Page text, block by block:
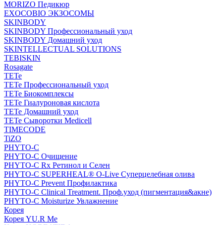
MORIZO Педикюр
EXOCOBIO ЭКЗОСОМЫ
SKINBODY
SKINBODY Профессиональный уход
SKINBODY Домашний уход
SKINTELLECTUAL SOLUTIONS
TEBISKIN
Rosagate
TETe
TETe Профессиональный уход
TETe Биокомплексы
TETe Гиалуроновая кислота
TETe Домашний уход
TETe Сыворотки Medicell
TIMECODE
TiZO
PHYTO-C
PHYTO-C Очищение
PHYTO-C Rx Ретинол и Селен
PHYTO-C SUPERHEAL® O-Live Суперцелебная олива
PHYTO-C Prevent Профилактика
PHYTO-C Clinical Treatment. Проф.уход (пигментация&акне)
PHYTO-C Moisturize Увлажнение
Корея
Корея YU.R Me